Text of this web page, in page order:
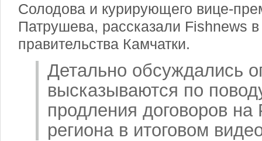
Солодова и курирующего вице-
Патрушева, рассказали Fishnews
правительства Камчатки.
Детально обсуждались
высказываются по
продления договоров на
региона в итоговом